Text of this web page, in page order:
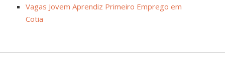
Vagas Jovem Aprendiz Primeiro Emprego em
Cotia